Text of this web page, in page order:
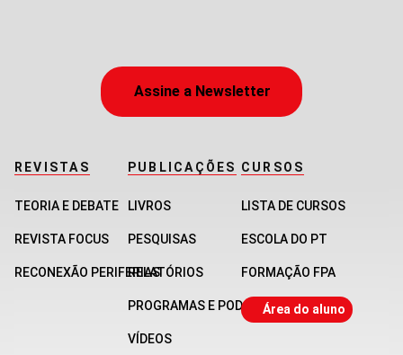
Assine a Newsletter
REVISTAS
TEORIA E DEBATE
REVISTA FOCUS
RECONEXÃO PERIFERIAS
PUBLICAÇÕES
LIVROS
PESQUISAS
RELATÓRIOS
PROGRAMAS E PODCASTS
VÍDEOS
CURSOS
LISTA DE CURSOS
ESCOLA DO PT
FORMAÇÃO FPA
Área do aluno